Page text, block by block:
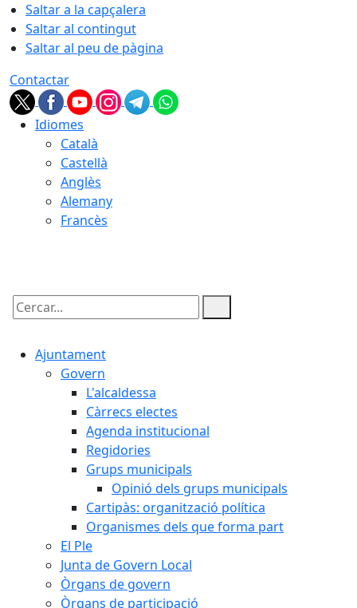
Saltar a la capçalera
Saltar al contingut
Saltar al peu de pàgina
Contactar
Idiomes
Català
Castellà
Anglès
Alemany
Francès
Cercar:
Ajuntament
Govern
L'alcaldessa
Càrrecs electes
Agenda institucional
Regidories
Grups municipals
Opinió dels grups municipals
Cartipàs: organització política
Organismes dels que forma part
El Ple
Junta de Govern Local
Òrgans de govern
Òrgans de participació